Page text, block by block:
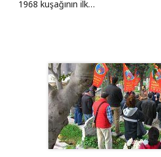
1968 kuşağının ilk…